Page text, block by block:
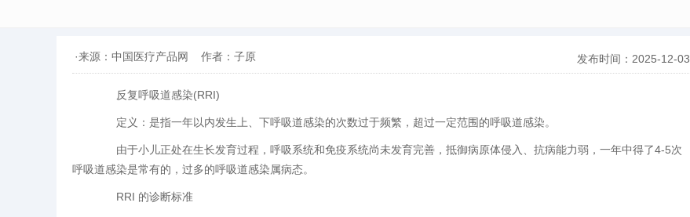
·来源：中国医疗产品网 作者：子原 发布时间：2025-12-03
反复呼吸道感染(RRI)
定义：是指一年以内发生上、下呼吸道感染的次数过于频繁，超过一定范围的呼吸道感染。
由于小儿正处在生长发育过程，呼吸系统和免疫系统尚未发育完善，抵御病原体侵入、抗病能力弱，一年中得了4-5次
呼吸道感染是常有的，过多的呼吸道感染属病态。
RRI 的诊断标准